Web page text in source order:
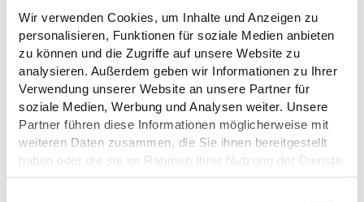
Wir verwenden Cookies, um Inhalte und Anzeigen zu
personalisieren, Funktionen für soziale Medien anbieten
zu können und die Zugriffe auf unsere Website zu
analysieren. Außerdem geben wir Informationen zu Ihrer
Verwendung unserer Website an unsere Partner für
soziale Medien, Werbung und Analysen weiter. Unsere
Partner führen diese Informationen möglicherweise mit
weiteren Daten zusammen, die Sie ihnen bereitgestellt
haben oder die sie im Rahmen Ihrer Nutzung der Dienste
gesammelt haben.
Anreise planen